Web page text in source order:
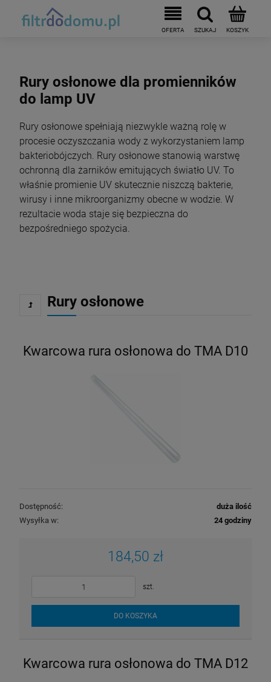
Rury osłonowe dla promienników
do lamp UV
Rury osłonowe spełniają niezwykle ważną rolę w
procesie oczyszczania wody z wykorzystaniem lamp
bakteriobójczych. Rury osłonowe stanowią warstwę
ochronną dla żarników emitujących światło UV. To
właśnie promienie UV skutecznie niszczą bakterie,
wirusy i inne mikroorganizmy obecne w wodzie. W
rezultacie woda staje się bezpieczna do
bezpośredniego spożycia.
Rury osłonowe
Kwarcowa rura osłonowa do TMA D10
Dostępność:
duża ilość
Wysyłka w:
24 godziny
184,50 zł
szt.
DO KOSZYKA
Kwarcowa rura osłonowa do TMA D12